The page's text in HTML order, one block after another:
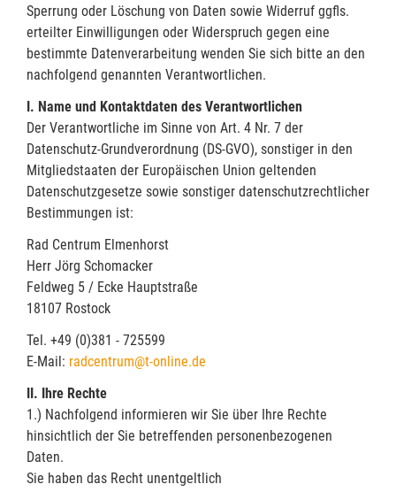
Sperrung oder Löschung von Daten sowie Widerruf ggfls.
erteilter Einwilligungen oder Widerspruch gegen eine
bestimmte Datenverarbeitung wenden Sie sich bitte an den
nachfolgend genannten Verantwortlichen.
I. Name und Kontaktdaten des Verantwortlichen
Der Verantwortliche im Sinne von Art. 4 Nr. 7 der
Datenschutz-Grundverordnung (DS-GVO), sonstiger in den
Mitgliedstaaten der Europäischen Union geltenden
Datenschutzgesetze sowie sonstiger datenschutzrechtlicher
Bestimmungen ist:
Rad Centrum Elmenhorst
Herr Jörg Schomacker
Feldweg 5 / Ecke Hauptstraße
18107 Rostock
Tel. +49 (0)381 - 725599
E-Mail: radcentrum@t-online.de
II. Ihre Rechte
1.) Nachfolgend informieren wir Sie über Ihre Rechte
hinsichtlich der Sie betreffenden personenbezogenen
Daten.
Sie haben das Recht unentgeltlich